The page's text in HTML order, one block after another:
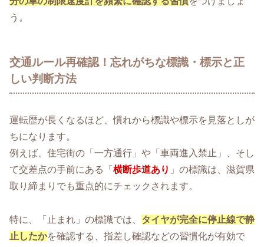
う。
交通ルール再確認！忘れがちな標識・標示と正
しい判断方法
運転歴が長くなるほど、慣れから標識や標示を見落としが
ちになります。
例えば、住宅街の「一方通行」や「車両進入禁止」、そし
て交差点の手前にある「 横断歩道あり 」の標識は、滋賀県
取り締まりでも重点的にチェックされます。
特に、「止まれ」の標識では、
タイヤが完全に停止線で静
止したかを確認する、指差し確認などの習慣化が有効で